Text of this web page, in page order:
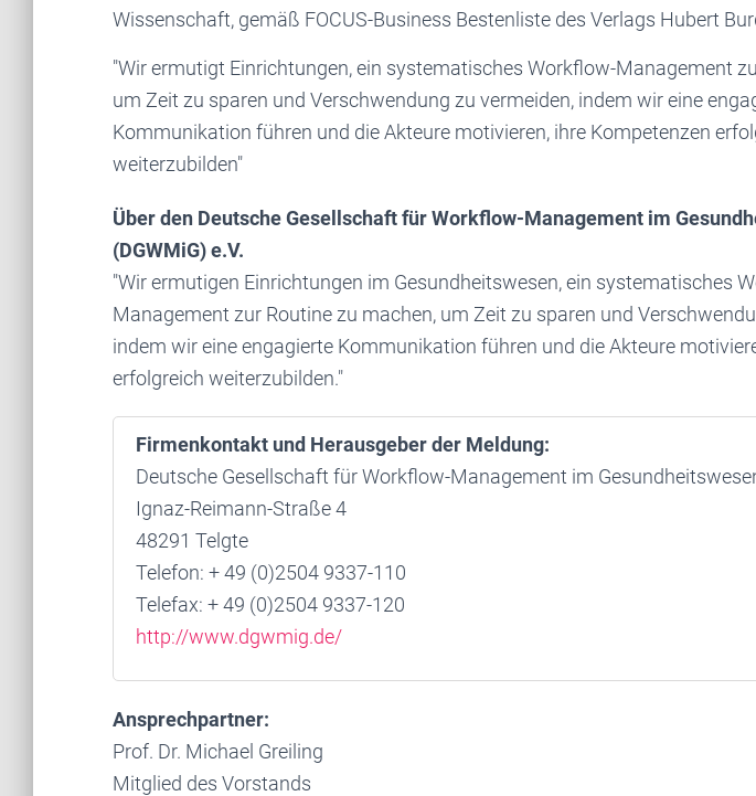
Wissenschaft, gemäß FOCUS-Business Bestenliste des Verlags Hubert
"Wir ermutigt Einrichtungen, ein systematisches Workflow-Management
um Zeit zu sparen und Verschwendung zu vermeiden, indem wir eine
Kommunikation führen und die Akteure motivieren, ihre Kompetenzen
weiterzubilden"
Über den Deutsche Gesellschaft für Workflow-Management im
(DGWMiG) e.V.
"Wir ermutigen Einrichtungen im Gesundheitswesen, ein systematisches
Management zur Routine zu machen, um Zeit zu sparen und
indem wir eine engagierte Kommunikation führen und die Akteure
erfolgreich weiterzubilden."
Firmenkontakt und Herausgeber der Meldung:
Deutsche Gesellschaft für Workflow-Management im
Ignaz-Reimann-Straße 4
48291 Telgte
Telefon: + 49 (0)2504 9337-110
Telefax: + 49 (0)2504 9337-120
http://www.dgwmig.de/
Ansprechpartner:
Prof. Dr. Michael Greiling
Mitglied des Vorstands